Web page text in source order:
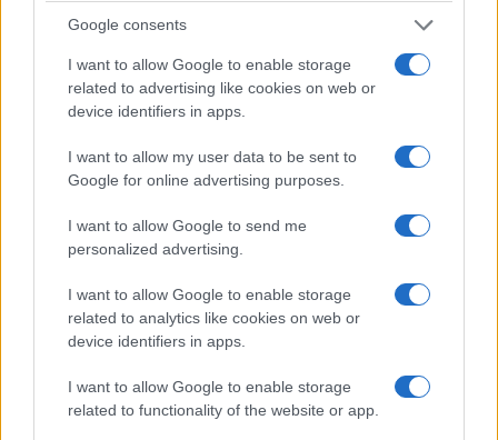
Google consents
I want to allow Google to enable storage
related to advertising like cookies on web or
device identifiers in apps.
I want to allow my user data to be sent to
Google for online advertising purposes.
I want to allow Google to send me
personalized advertising.
I want to allow Google to enable storage
related to analytics like cookies on web or
device identifiers in apps.
I want to allow Google to enable storage
related to functionality of the website or app.